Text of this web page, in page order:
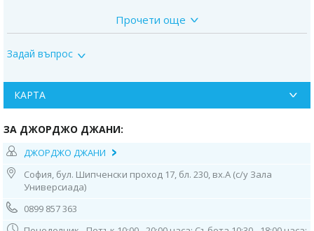
В рецептите на Джорджо Джани няма есенции, набухватели и
консерванти. Използват се само естествени продукти.
За детските торти се издава сертификат.
Шоколадов крем.
Карамелен крем.
По избор може 2 вида крем.
Джорджо Джани
италианското сладкарство, представено в София. Изградена е с много
вкус и с усет към всеки продукт, като непрестанно радва своите малки
и големи клиенти и ценители на вкусните торти. Сладкарницата
произвежда и продава продукти изцяло собствено производство,
Прочети още
Задай въпрос
КАРТА
ЗА ДЖОРДЖО ДЖАНИ:
ДЖОРДЖО ДЖАНИ
София, бул. Шипченски проход 17, бл. 230, вх.А (с/у Зала
Универсиада)
0899 857 363